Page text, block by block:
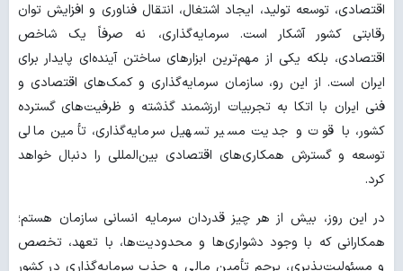
اقتصادی، توسعه تولید، ایجاد اشتغال، انتقال فناوری و افزایش توان
رقابتی کشور آشکار است. سرمایه‌گذاری، نه صرفاً یک شاخص
اقتصادی، بلکه یکی از مهم‌ترین ابزارهای ساختن آینده‌ای پایدار برای
ایران است. از این رو، سازمان سرمایه‌گذاری و کمک‌های اقتصادی و
فنی ایران با اتکا به تجربیات ارزشمند گذشته و ظرفیت‌های گسترده
کشور، با قوت و جدیت مسیر تسهیل سرمایه‌گذاری، تأمین مالی
توسعه و گسترش همکاری‌های اقتصادی بین‌المللی را دنبال خواهد
کرد.
در این روز، بیش از هر چیز قدردان سرمایه انسانی سازمان هستم؛
همکارانی که با وجود دشواری‌ها و محدودیت‌ها، با تعهد، تخصص
و مسئولیت‌پذیری، پرچم تأمین مالی و جذب سرمایه‌گذاری در کشور